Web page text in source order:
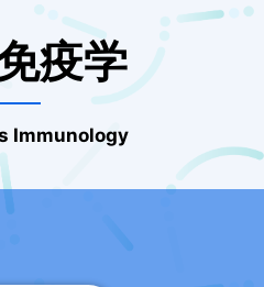
疫学
Immunology